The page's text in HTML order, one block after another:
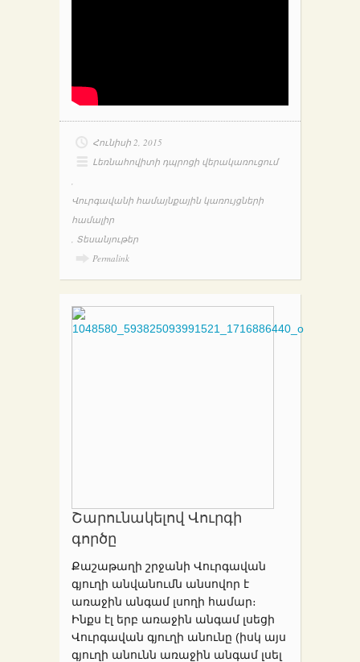
Հունիսի 2, 2015
Լեռնահովիտի դպրոցի վերակառուցում
,
Վուրգավանի համայնքային կառույցների
համալիր
, Տեսանյութեր
Permalink
Շարունակելով Վուրգի
գործը
Քաշաթաղի շրջանի Վուրգավան
գյուղի անվանումն անսովոր է
առաջին անգամ լսողի համար։
Ինքս էլ երբ առաջին անգամ լսեցի
Վուրգավան գյուղի անունը (իսկ այս
գյուղի անունն առաջին անգամ լսել